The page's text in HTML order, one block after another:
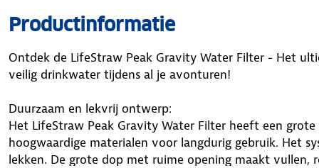
Productinformatie
Ontdek de LifeStraw Peak Gravity Water Filter - Het
veilig drinkwater tijdens al je avonturen!
Duurzaam en lekvrij ontwerp:
Het LifeStraw Peak Gravity Water Filter heeft een
hoogwaardige materialen voor langdurig gebruik. Het
lekken. De grote dop met ruime opening maakt vullen,